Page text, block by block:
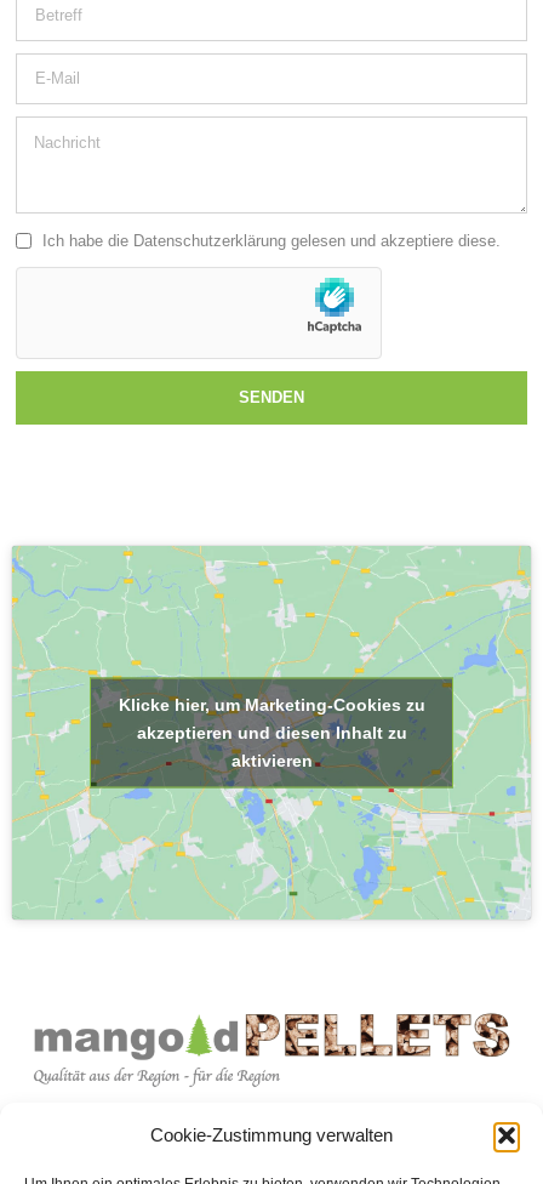
Cookie-Zustimmung verwalten
Ich habe die Datenschutzerklärung gelesen und akzeptiere diese.
SENDEN
Klicke hier, um Marketing-Cookies zu
akzeptieren und diesen Inhalt zu
aktivieren
Wettegasse 10, 73116 Wäschenbeuren